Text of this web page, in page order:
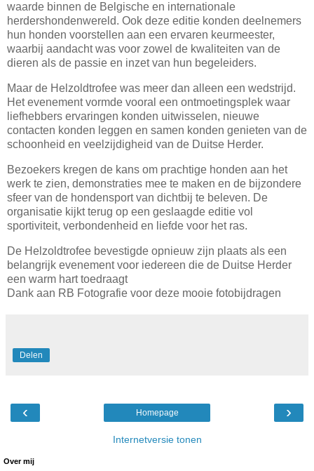
waarde binnen de Belgische en internationale
herdershondenwereld. Ook deze editie konden deelnemers
hun honden voorstellen aan een ervaren keurmeester,
waarbij aandacht was voor zowel de kwaliteiten van de
dieren als de passie en inzet van hun begeleiders.
Maar de Helzoldtrofee was meer dan alleen een wedstrijd.
Het evenement vormde vooral een ontmoetingsplek waar
liefhebbers ervaringen konden uitwisselen, nieuwe
contacten konden leggen en samen konden genieten van de
schoonheid en veelzijdigheid van de Duitse Herder.
Bezoekers kregen de kans om prachtige honden aan het
werk te zien, demonstraties mee te maken en de bijzondere
sfeer van de hondensport van dichtbij te beleven. De
organisatie kijkt terug op een geslaagde editie vol
sportiviteit, verbondenheid en liefde voor het ras.
De Helzoldtrofee bevestigde opnieuw zijn plaats als een
belangrijk evenement voor iedereen die de Duitse Herder
een warm hart toedraagt
Dank aan RB Fotografie voor deze mooie fotobijdragen
Delen
‹ ›
Homepage
Internetversie tonen
Over mij